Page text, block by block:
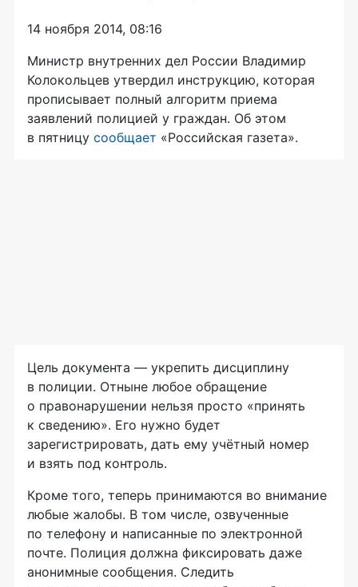
14 ноября 2014, 08:16
Министр внутренних дел России Владимир
Колокольцев утвердил инструкцию, которая
прописывает полный алгоритм приема
заявлений полицией у граждан. Об этом
в пятницу сообщает «Российская газета».
Цель документа — укрепить дисциплину
в полиции. Отныне любое обращение
о правонарушении нельзя просто «принять
к сведению». Его нужно будет
зарегистрировать, дать ему учётный номер
и взять под контроль.
Кроме того, теперь принимаются во внимание
любые жалобы. В том числе, озвученные
по телефону и написанные по электронной
почте. Полиция должна фиксировать даже
анонимные сообщения. Следить